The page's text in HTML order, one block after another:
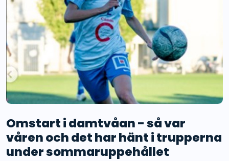
Omstart i damtvåan - så var
våren och det har hänt i trupperna
under sommaruppehållet